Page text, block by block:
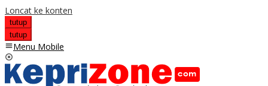
Loncat ke konten
tutup
tutup
Menu Mobile